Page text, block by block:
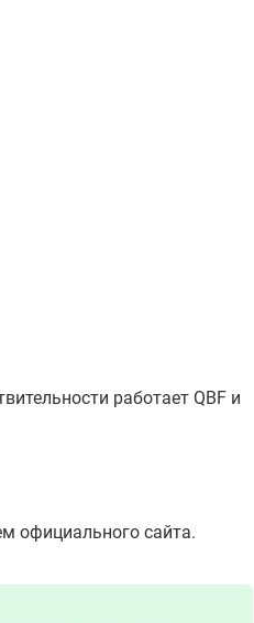
работает QBF и
официального сайта.